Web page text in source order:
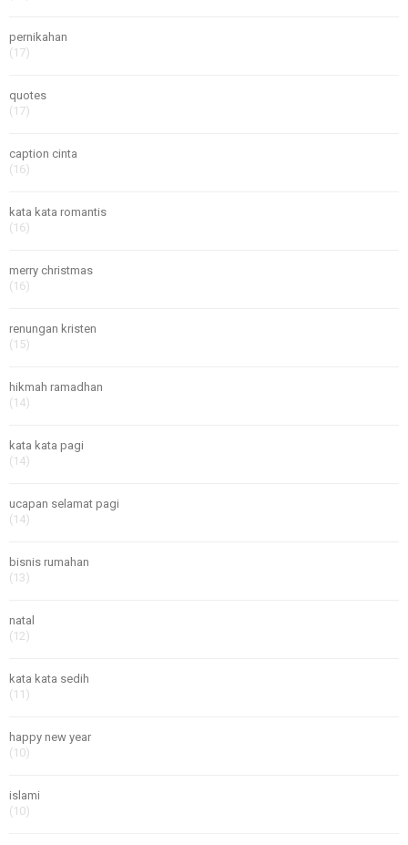
pernikahan
(17)
quotes
(17)
caption cinta
(16)
kata kata romantis
(16)
merry christmas
(16)
renungan kristen
(15)
hikmah ramadhan
(14)
kata kata pagi
(14)
ucapan selamat pagi
(14)
bisnis rumahan
(13)
natal
(12)
kata kata sedih
(11)
happy new year
(10)
islami
(10)